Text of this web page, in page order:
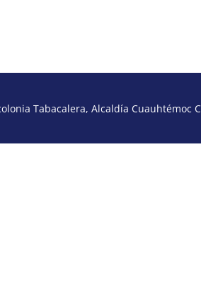
Tabacalera, Alcaldía Cuauhtémoc